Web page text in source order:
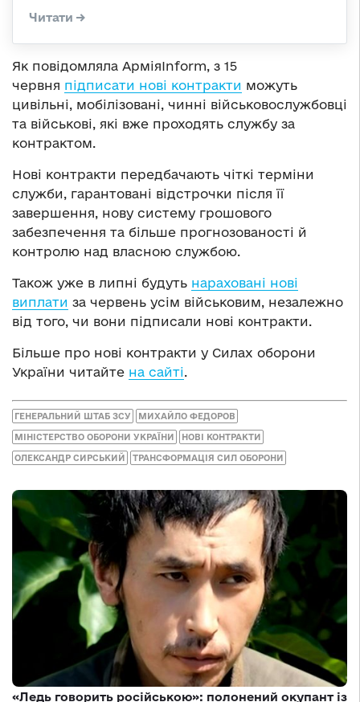
Як повідомляла АрміяInform, з 15
червня підписати нові контракти можуть
цивільні, мобілізовані, чинні військовослужбовці
та військові, які вже проходять службу за
контрактом.
Нові контракти передбачають чіткі терміни
служби, гарантовані відстрочки після її
завершення, нову систему грошового
забезпечення та більше прогнозованості й
контролю над власною службою.
Також уже в липні будуть нараховані нові
виплати за червень усім військовим, незалежно
від того, чи вони підписали нові контракти.
Більше про нові контракти у Силах оборони
України читайте на сайті.
ГЕНЕРАЛЬНИЙ ШТАБ ЗСУ МИХАЙЛО ФЕДОРОВ
МІНІСТЕРСТВО ОБОРОНИ УКРАЇНИ НОВІ КОНТРАКТИ
ОЛЕКСАНДР СИРСЬКИЙ ТРАНСФОРМАЦІЯ СИЛ ОБОРОНИ
«Ледь говорить російською»: полонений окупант із